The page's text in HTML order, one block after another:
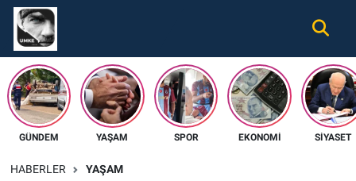
GÜNDEM YAŞAM SPOR EKONOMI SIYASET
HABERLER YAŞAM
Gündem
Ekonomi
Spor
Nöbetçi Eczaneler
Hava Durumu
Namaz Vakitleri